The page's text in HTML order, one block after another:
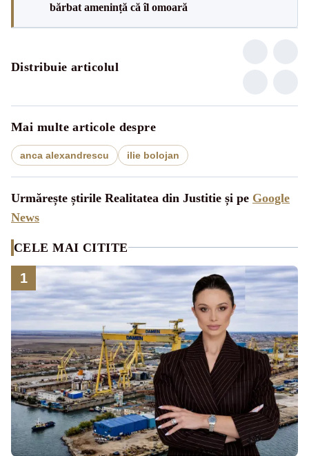
bărbat amenință că îl omoară
Distribuie articolul
Mai multe articole despre
anca alexandrescu ilie bolojan
Urmărește știrile Realitatea din Justitie și pe Google
News
CELE MAI CITITE
1